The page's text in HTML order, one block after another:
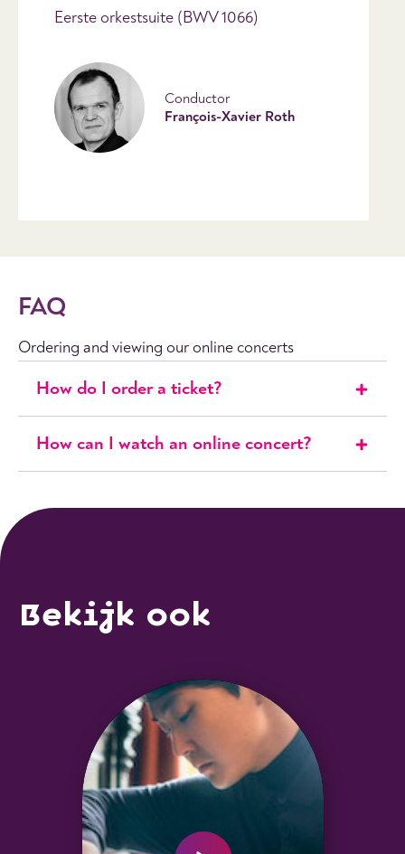
Eerste orkestsuite (BWV 1066)
Conductor
François-Xavier Roth
FAQ
Ordering and viewing our online concerts
How do I order a ticket?
How can I watch an online concert?
Bekijk ook